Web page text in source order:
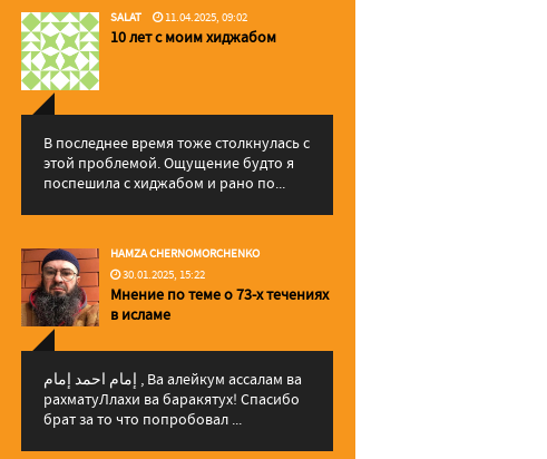
SALAT 11.04.2025, 09:02
10 лет с моим хиджабом
В последнее время тоже столкнулась с
этой проблемой. Ощущение будто я
поспешила с хиджабом и рано по...
HAMZA CHERNOMORCHENKO
30.01.2025, 15:22
Мнение по теме о 73-х течениях
в исламе
إمام احمد إمام , Ва алейкум ассалам ва
рахматуЛлахи ва баракятух! Спасибо
брат за то что попробовал ...